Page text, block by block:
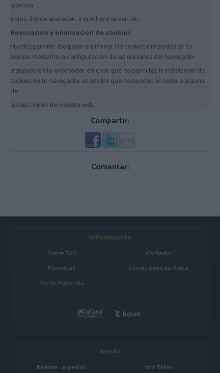
que son
vistos, donde aparecen, a que hora se ven, etc
Revocación y eliminación de cookies
Puedes permitir, bloquear o eliminar las cookies instaladas en tu
equipo mediante la configuración de las opciones del navegador
instalado en tu ordenador, en caso que no permitas la instalación de
cookies en tu navegador es posible que no puedas acceder a alguna
de
las secciones de nuestra web.
Compartir:
Comentar:
Información
Sobre ZAS
Contacto
Privacidad
Condiciones de Venta
Venta Mayorista
Ayuda
Realizar un pedido
Info Tallas